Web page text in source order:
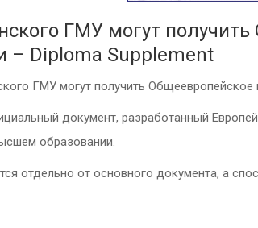
ГМУ могут
– Diploma Supplement
ГМУ могут получить
документ, разработанный
образовании.
отдельно от основного документа, а